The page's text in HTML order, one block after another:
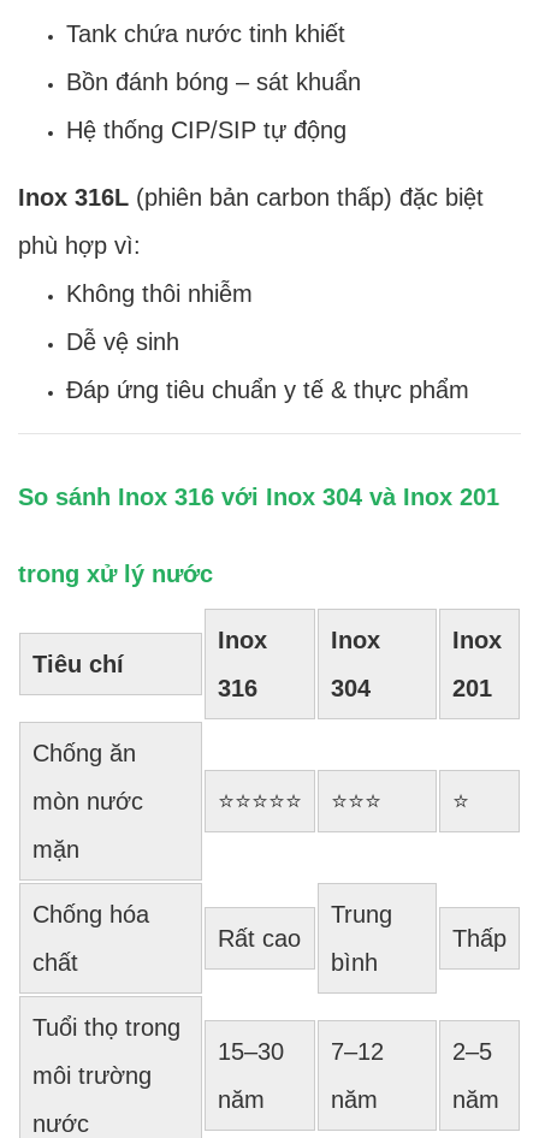
Tank chứa nước tinh khiết
Bồn đánh bóng – sát khuẩn
Hệ thống CIP/SIP tự động
Inox 316L (phiên bản carbon thấp) đặc biệt
phù hợp vì:
Không thôi nhiễm
Dễ vệ sinh
Đáp ứng tiêu chuẩn y tế & thực phẩm
So sánh Inox 316 với Inox 304 và Inox 201
trong xử lý nước
Tiêu chí
Inox
316
Inox
304
Inox
201
Chống ăn
mòn nước
mặn
⭐⭐⭐⭐⭐ ⭐⭐⭐ ⭐
Chống hóa
chất
Rất cao
Trung
bình
Thấp
Tuổi thọ trong
môi trường
nước
15–30
năm
7–12
năm
2–5
năm